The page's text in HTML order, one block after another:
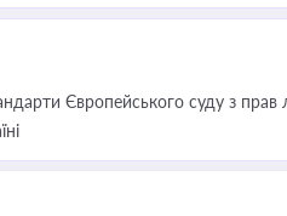
Європейського суду з